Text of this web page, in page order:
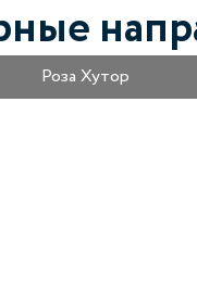
Роза Хутор